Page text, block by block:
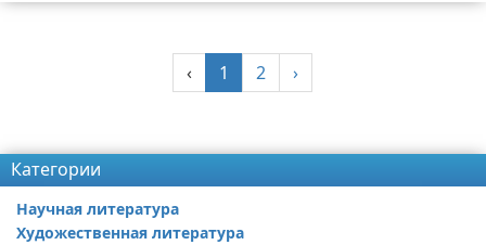
‹ 1 2 ›
Категории
Научная литература
Художественная литература